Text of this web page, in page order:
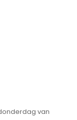
van